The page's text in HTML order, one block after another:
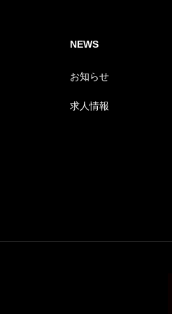
NEWS
お知らせ
求人情報